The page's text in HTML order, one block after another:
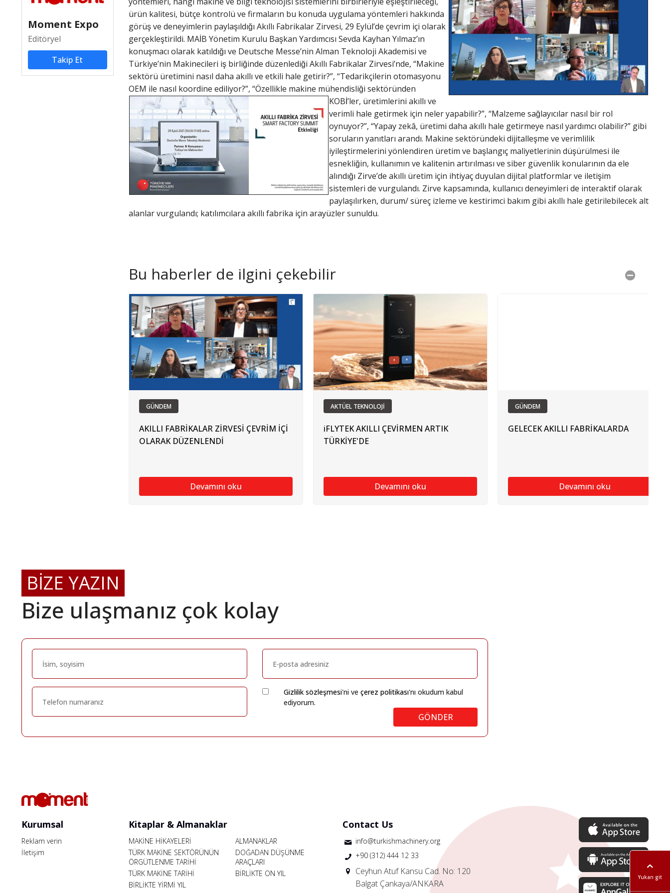
Moment Expo
Editöryel
Takip Et
ürün kalitesi, bütçe kontrolü ve firmaların bu konuda uygulama yöntemleri hakkında
görüş ve deneyimlerin paylaşıldığı Akıllı Fabrikalar Zirvesi, 29 Eylül’de çevrim içi olarak
gerçekleştirildi. MAİB Yönetim Kurulu Başkan Yardımcısı Sevda Kayhan Yılmaz’ın
konuşmacı olarak katıldığı ve Deutsche Messe’nin Alman Teknoloji Akademisi ve
Türkiye’nin Makinecileri iş birliğinde düzenlediği Akıllı Fabrikalar Zirvesi’nde, “Makine
sektörü üretimini nasıl daha akıllı ve etkili hale getirir?”, “Tedarikçilerin otomasyonu
OEM ile nasıl koordine ediliyor?”, “Özellikle makine mühendisliği sektöründen
KOBİ’ler, üretimlerini akıllı ve
verimli hale getirmek için neler yapabilir?”, “Malzeme sağlayıcılar nasıl bir rol
oynuyor?”, “Yapay zekâ, üretimi daha akıllı hale getirmeye nasıl yardımcı olabilir?” gibi
soruların yanıtları arandı. Makine sektöründeki dijitalleşme ve verimlilik
iyileştirmelerini yönlendiren üretim ve başlangıç maliyetlerinin düşürülmesi ile
esnekliğin, kullanımın ve kalitenin artırılması ve siber güvenlik konularının da ele
alındığı Zirve’de akıllı üretim için ihtiyaç duyulan dijital platformlar ve iletişim
sistemleri de vurgulandı. Zirve kapsamında, kullanıcı deneyimleri de interaktif olarak
paylaşılırken, durum/ süreç izleme ve kestirimci bakım gibi akıllı hale getirilebilecek alt
alanlar vurgulandı; katılımcılara akıllı fabrika için arayüzler sunuldu.
Bu haberler de ilgini çekebilir
GÜNDEM
AKILLI FABRİKALAR ZİRVESİ ÇEVRİM İÇİ
OLARAK DÜZENLENDİ
Devamını oku
AKTÜEL TEKNOLOJİ
iFLYTEK AKILLI ÇEVİRMEN ARTIK
TÜRKİYE'DE
Devamını oku
GÜNDEM
GELECEK AKILLI FABRİKALARDA
Devamını oku
BİZE YAZIN
Bize ulaşmanız çok kolay
Gizlilik sözleşmesi'ni ve çerez politikası'nı okudum kabul
ediyorum.
GÖNDER
Yukarı git
Kurumsal
Reklam verin
İletişim
Kitaplar & Almanaklar
MAKİNE HİKAYELERİ
ALMANAKLAR
TÜRK MAKİNE SEKTÖRÜNÜN
ÖRGÜTLENME TARİHİ
DOĞADAN DÜŞÜNME
ARAÇLARI
TÜRK MAKİNE TARİHİ
BİRLİKTE ON YIL
BİRLİKTE YİRMİ YIL
Contact Us
info@turkishmachinery.org
+90 (312) 444 12 33
Ceyhun Atuf Kansu Cad. No: 120
Balgat Çankaya/ANKARA